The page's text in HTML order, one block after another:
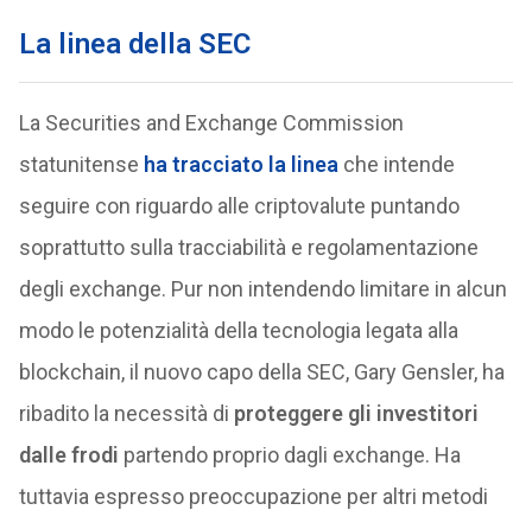
La linea della SEC
La Securities and Exchange Commission
statunitense ha tracciato la linea che intende
seguire con riguardo alle criptovalute puntando
soprattutto sulla tracciabilità e regolamentazione
degli exchange. Pur non intendendo limitare in alcun
modo le potenzialità della tecnologia legata alla
blockchain, il nuovo capo della SEC, Gary Gensler, ha
ribadito la necessità di proteggere gli investitori
dalle frodi partendo proprio dagli exchange. Ha
tuttavia espresso preoccupazione per altri metodi